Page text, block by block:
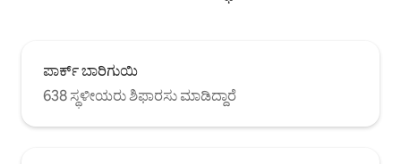
ಪಾರ್ಕ್ ಬಾರಿಗುಯಿ
638 ಸ್ಥಳೀಯರು ಶಿಫಾರಸು ಮಾಡಿದ್ದಾರೆ